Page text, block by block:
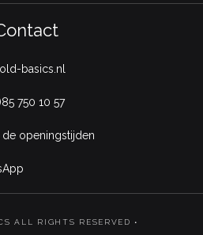
basics.nl
750 10 57
de openingstijden
ALL RIGHTS RESERVED •